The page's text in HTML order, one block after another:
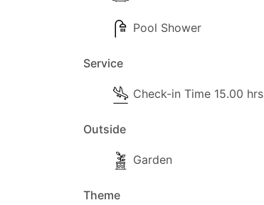
Pool Shower
Service
Check-in Time 15.00 hrs
Outside
Garden
Theme